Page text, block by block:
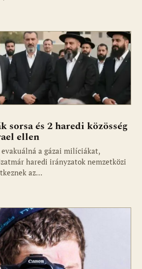
sorsa és 2 haredi közösség
ellen
evakuálná a gázai milíciákat,
haredi irányzatok nemzetközi
az…